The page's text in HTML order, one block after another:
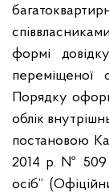
формі
переміщеної
Порядку
облік
постановою
2014 р. № 509
осіб”